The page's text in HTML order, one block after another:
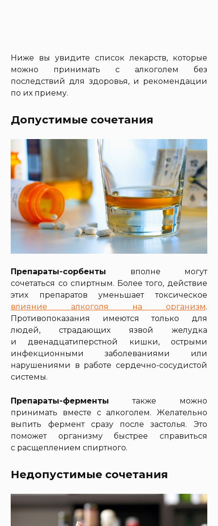
Ниже вы увидите список лекарств, которые
можно принимать с алкоголем без
последствий для здоровья, и рекомендации
по их приему.
Допустимые сочетания
Препараты-сорбенты вполне могут
сочетаться со спиртным. Более того, действие
этих препаратов уменьшает токсическое
влияние алкоголя на организм.
Противопоказания имеются только для
людей, страдающих язвой желудка
и двенадцатиперстной кишки, острыми
инфекционными заболеваниями или
нарушениями в работе сердечно-сосудистой
системы.
Препараты-ферменты также можно
принимать вместе с алкоголем. Желательно
выпить фермент сразу после застолья. Это
поможет организму быстрее справиться
с расщеплением спиртного.
Недопустимые сочетания